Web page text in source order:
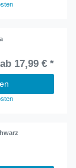
ab 17,99 € *